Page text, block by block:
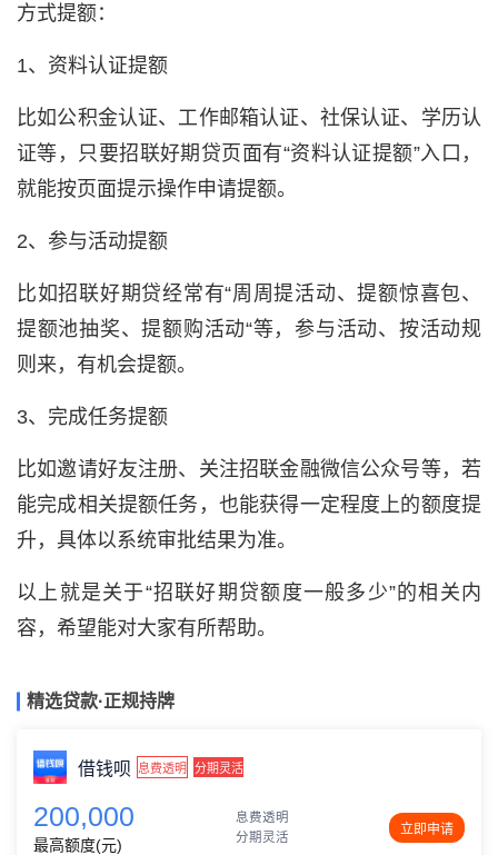
方式提额：
1、资料认证提额
比如公积金认证、工作邮箱认证、社保认证、学历认
证等，只要招联好期贷页面有“资料认证提额”入口，
就能按页面提示操作申请提额。
2、参与活动提额
比如招联好期贷经常有“周周提活动、提额惊喜包、
提额池抽奖、提额购活动“等，参与活动、按活动规
则来，有机会提额。
3、完成任务提额
比如邀请好友注册、关注招联金融微信公众号等，若
能完成相关提额任务，也能获得一定程度上的额度提
升，具体以系统审批结果为准。
以上就是关于“招联好期贷额度一般多少”的相关内
容，希望能对大家有所帮助。
精选贷款·正规持牌
借钱呗 息费透明 分期灵活
200,000
最高额度(元)
息费透明
分期灵活
立即申请